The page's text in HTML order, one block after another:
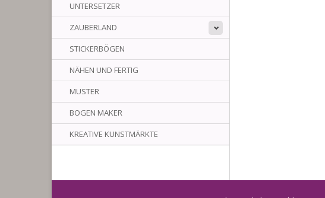
UNTERSETZER
ZAUBERLAND
STICKERBÖGEN
NÄHEN UND FERTIG
MUSTER
BOGEN MAKER
KREATIVE KUNSTMÄRKTE